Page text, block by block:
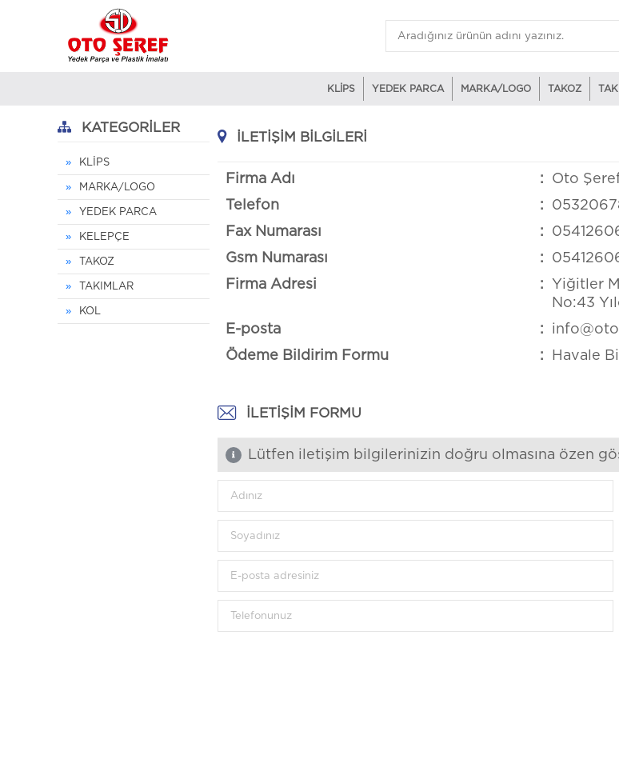
KLİPS YEDEK PARCA MARKA/LOGO TAKOZ
KATEGORİLER
KLİPS
MARKA/LOGO
YEDEK PARCA
KELEPÇE
TAKOZ
TAKIMLAR
KOL
İLETIŞIM BILGILERI
Firma Adı :
Oto
Telefon
:
Fax Numarası
:
Gsm Numarası
:
Firma Adresi
:
Yiğitler
No:43
E-posta
:
Ödeme Bildirim Formu
: Havale
İLETIŞIM FORMU
Lütfen iletişim bilgilerinizin doğru olmasına özen
Adınız
Soyadınız
E-posta adresiniz
Telefonunuz